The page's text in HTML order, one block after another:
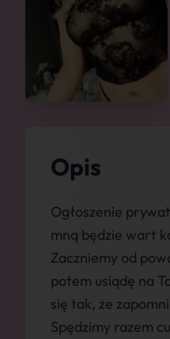
Opis
Ogłoszenie
mną będzie wart
Zaczniemy od
potem usiądę na
się tak, że
Spędzimy razem